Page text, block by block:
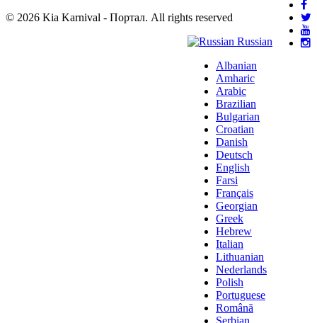
© 2026 Kia Karnival - Портал. All rights reserved
Russian
Albanian
Amharic
Arabic
Brazilian
Bulgarian
Croatian
Danish
Deutsch
English
Farsi
Français
Georgian
Greek
Hebrew
Italian
Lithuanian
Nederlands
Polish
Portuguese
Română
Serbian